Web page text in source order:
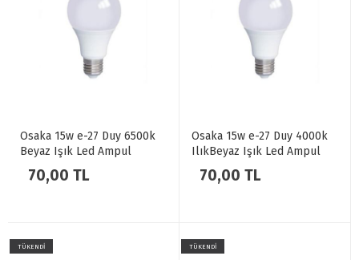
Osaka 15w e-27 Duy 6500k
Beyaz Işık Led Ampul
70,00 TL
Osaka 15w e-27 Duy 4000k
IlıkBeyaz Işık Led Ampul
70,00 TL
TÜKENDİ TÜKENDİ